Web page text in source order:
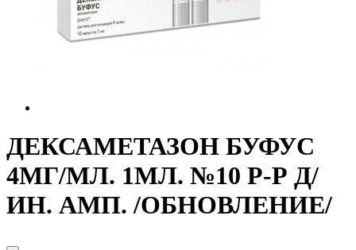
ДЕКСАМЕТАЗОН БУФУС
4МГ/МЛ. 1МЛ. №10 Р-Р Д/
ИН. АМП. /ОБНОВЛЕНИЕ/